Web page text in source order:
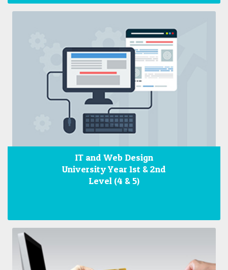
IT and Web Design
University Year 1st & 2nd
Level (4 & 5)